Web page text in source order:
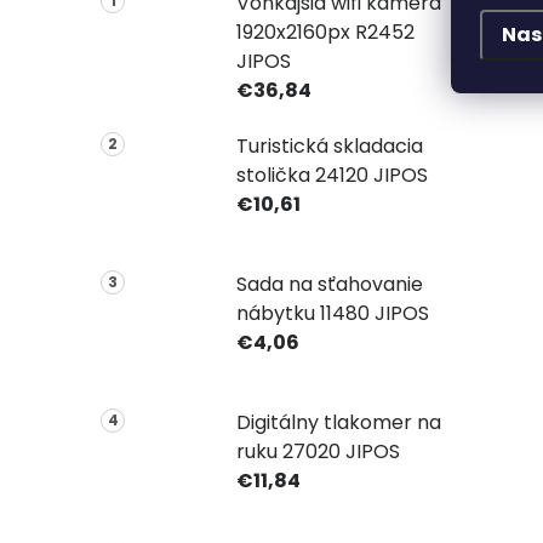
1920x2160px R2452
JIPOS
€36,84
Turistická skladacia
stolička 24120 JIPOS
€10,61
Sada na sťahovanie
nábytku 11480 JIPOS
€4,06
Digitálny tlakomer na
ruku 27020 JIPOS
€11,84